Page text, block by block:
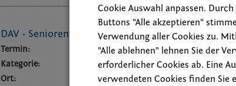
DAV - Seniorenwanderung
Termin:
12.05.2026 09:30 Uhr
Kategorie:
Wanderungen
Ort:
Treffpunkt: 9:30 Uhr Parkplatz
Cookie Auswahl anpassen.
Buttons "Alle akzeptieren"
Verwendung aller Cookies zu.
"Alle ablehnen" lehnen Sie der
erforderlicher Cookies ab. Eine
verwendeten Cookies finden Sie